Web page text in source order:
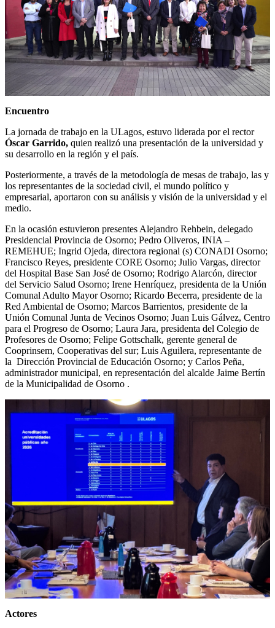
Encuentro
La jornada de trabajo en la ULagos, estuvo liderada por el rector
Óscar Garrido, quien realizó una presentación de la universidad y
su desarrollo en la región y el país.
Posteriormente, a través de la metodología de mesas de trabajo, las y
los representantes de la sociedad civil, el mundo político y
empresarial, aportaron con su análisis y visión de la universidad y el
medio.
En la ocasión estuvieron presentes Alejandro Rehbein, delegado
Presidencial Provincia de Osorno; Pedro Oliveros, INIA –
REMEHUE; Ingrid Ojeda, directora regional (s) CONADI Osorno;
Francisco Reyes, presidente CORE Osorno; Julio Vargas, director
del Hospital Base San José de Osorno; Rodrigo Alarcón, director
del Servicio Salud Osorno; Irene Henríquez, presidenta de la Unión
Comunal Adulto Mayor Osorno; Ricardo Becerra, presidente de la
Red Ambiental de Osorno; Marcos Barrientos, presidente de la
Unión Comunal Junta de Vecinos Osorno; Juan Luis Gálvez, Centro
para el Progreso de Osorno; Laura Jara, presidenta del Colegio de
Profesores de Osorno; Felipe Gottschalk, gerente general de
Cooprinsem, Cooperativas del sur; Luis Aguilera, representante de
la Dirección Provincial de Educación Osorno; y Carlos Peña,
administrador municipal, en representación del alcalde Jaime Bertín
de la Municipalidad de Osorno .
Actores